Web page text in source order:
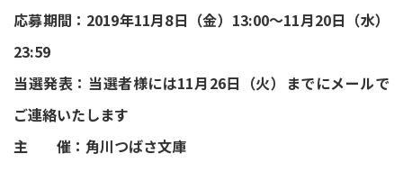
応募期間：2019年11月8日（金）13:00～11月20日（水）
23:59
当選発表：当選者様には11月26日（火）までにメールで
ご連絡いたします
主 催：角川つばさ文庫